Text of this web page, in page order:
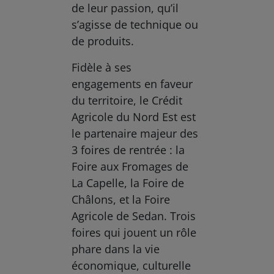
de leur passion, qu’il
s’agisse de technique ou
de produits.
Fidèle à ses
engagements en faveur
du territoire, le Crédit
Agricole du Nord Est est
le partenaire majeur des
3 foires de rentrée : la
Foire aux Fromages de
La Capelle, la Foire de
Châlons, et la Foire
Agricole de Sedan. Trois
foires qui jouent un rôle
phare dans la vie
économique, culturelle